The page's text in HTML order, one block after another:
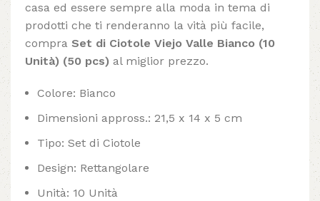
casa ed essere sempre alla moda in tema di
prodotti che ti renderanno la vità più facile,
compra Set di Ciotole Viejo Valle Bianco (10
Unità) (50 pcs) al miglior prezzo.
Colore: Bianco
Dimensioni appross.: 21,5 x 14 x 5 cm
Tipo: Set di Ciotole
Design: Rettangolare
Unità: 10 Unità